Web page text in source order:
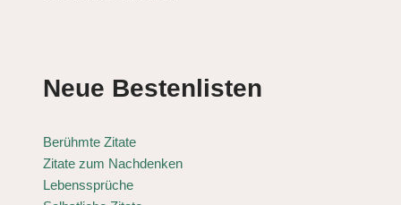
Neue Bestenlisten
Berühmte Zitate
Zitate zum Nachdenken
Lebenssprüche